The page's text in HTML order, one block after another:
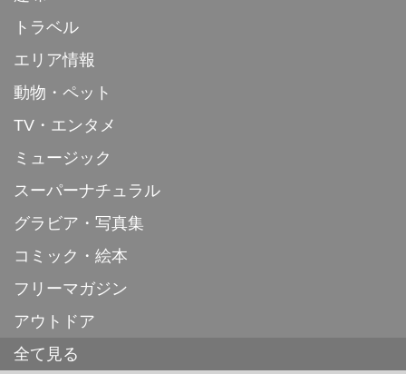
トラベル
エリア情報
動物・ペット
TV・エンタメ
ミュージック
スーパーナチュラル
グラビア・写真集
コミック・絵本
フリーマガジン
アウトドア
全て見る